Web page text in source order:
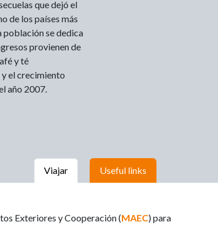
que dejó el
de los países más
población se dedica
provienen de
y té
el crecimiento
año 2007.
Viajar Useful links
Exteriores y Cooperación (MAEC) para